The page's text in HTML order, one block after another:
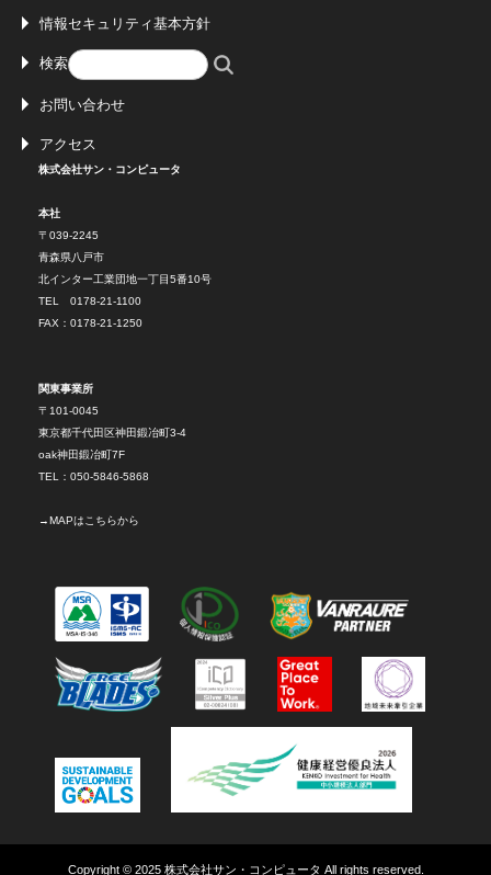
情報セキュリティ基本方針
検索
お問い合わせ
アクセス
株式会社サン・コンピュータ
本社
〒039-2245
青森県八戸市
北インター工業団地一丁目5番10号
TEL 0178-21-1100
FAX：0178-21-1250
関東事業所
〒101-0045
東京都千代田区神田鍛冶町3-4
oak神田鍛冶町7F
TEL：050-5846-5868
→MAPはこちらから
Copyright © 2025 株式会社サン・コンピュータ All rights reserved.